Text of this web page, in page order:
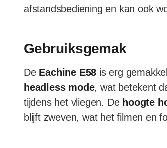
afstandsbediening en kan ook
Gebruiksgemak
De Eachine E58 is erg
headless mode, wat betekent
tijdens het vliegen. De hoogte
blijft zweven, wat het filmen en